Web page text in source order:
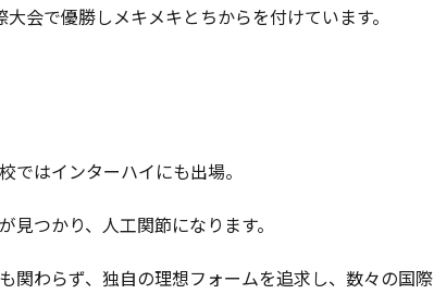
会で優勝しメキメキとちからを付けています。
はインターハイにも出場。
つかり、人工関節になります。
関わらず、独自の理想フォームを追求し、数々の国際